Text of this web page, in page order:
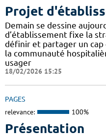
Projet
Demain se dessine
d’établissement fixe la
définir et partager un cap
la communauté
usager
18/02/2026 15:25
PAGES
relevance: 100%
Présentation